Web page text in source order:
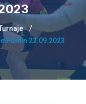
Pontin 22.09.2023